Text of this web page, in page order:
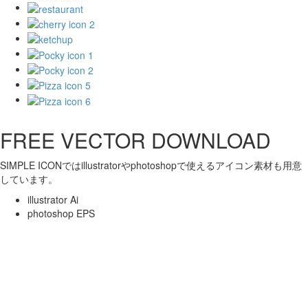
FREE VECTOR DOWNLOAD
SIMPLE ICONではillustratorやphotoshopで使えるアイコン素材も用意
しています。
illustrator Ai
photoshop EPS